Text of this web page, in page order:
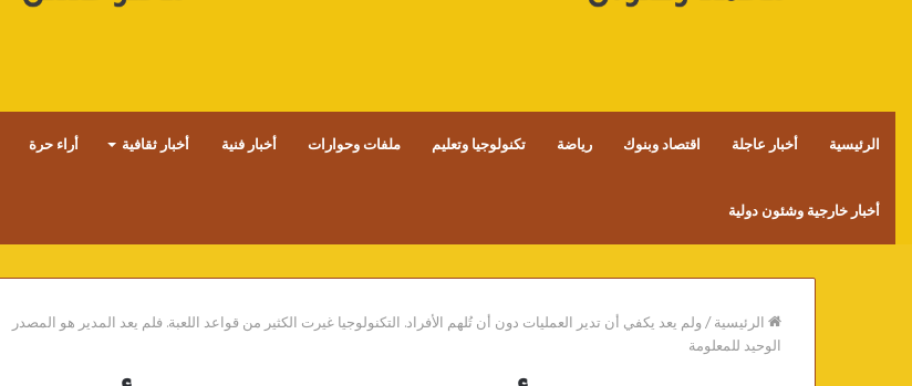
الرئيسية أخبار عاجلة اقتصاد وبنوك رياضة تكنولوجيا وتعليم ملفات وحوارات أخبار فنية أخبار ثقافية أراء حرة
أخبار خارجية وشئون دولية
الرئيسية/ولم يعد يكفي أن تدير العمليات دون أن تُلهم الأفراد. التكنولوجيا غيرت الكثير من قواعد اللعبة. فلم يعد المدير هو المصدر
الوحيد للمعلومة